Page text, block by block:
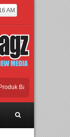
AM
Bayi dari Seluruh
dan Housewares